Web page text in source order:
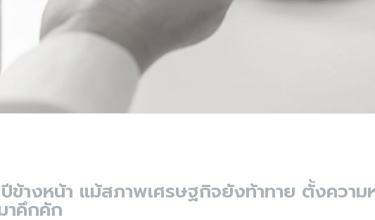
ข้างหน้า แม้สภาพเศรษฐกิจยังท้าทาย ตั้งควา
าคึกคัก